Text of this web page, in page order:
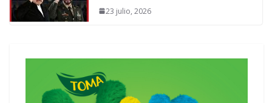
23 julio, 2026